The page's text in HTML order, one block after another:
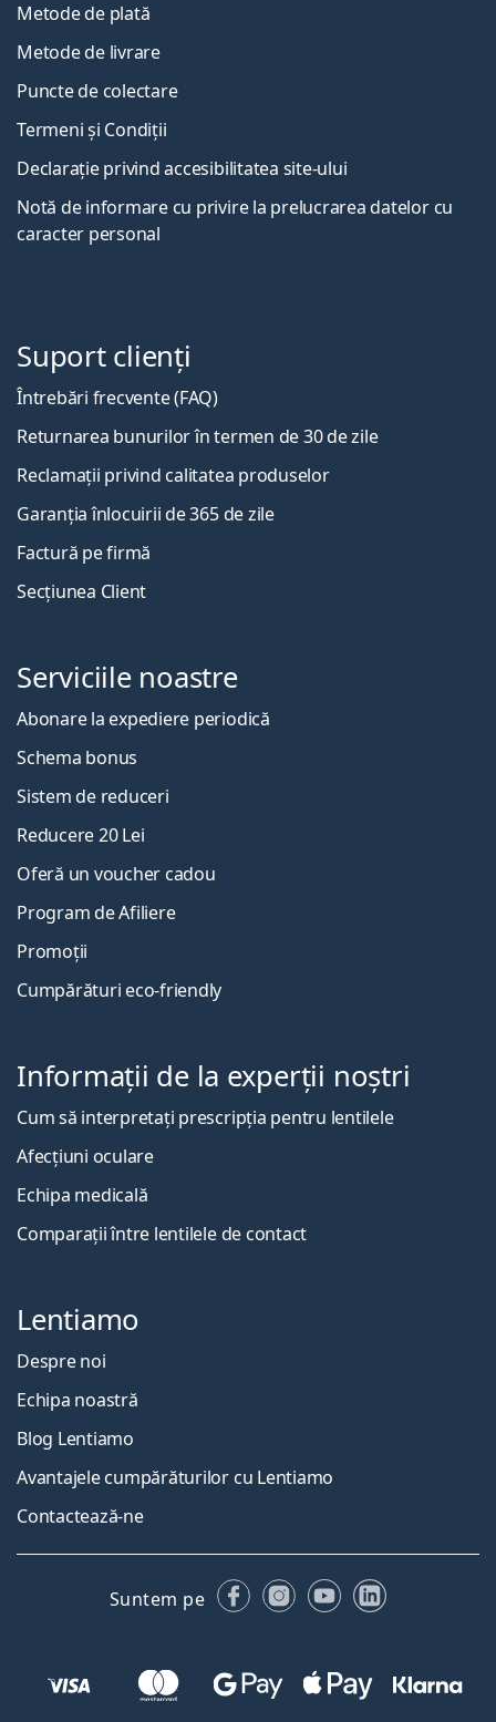
Metode de plată
Metode de livrare
Puncte de colectare
Termeni și Condiții
Declarație privind accesibilitatea site-ului
Notă de informare cu privire la prelucrarea datelor cu
caracter personal
Suport clienți
Întrebări frecvente (FAQ)
Returnarea bunurilor în termen de 30 de zile
Reclamații privind calitatea produselor
Garanția înlocuirii de 365 de zile
Factură pe firmă
Secțiunea Client
Serviciile noastre
Abonare la expediere periodică
Schema bonus
Sistem de reduceri
Reducere 20 Lei
Oferă un voucher cadou
Program de Afiliere
Promoții
Cumpărături eco-friendly
Informații de la experții noștri
Cum să interpretați prescripția pentru lentilele
Afecțiuni oculare
Echipa medicală
Comparații între lentilele de contact
Lentiamo
Despre noi
Echipa noastră
Blog Lentiamo
Avantajele cumpărăturilor cu Lentiamo
Contactează-ne
Suntem pe FacebookInstagram
YouTubeLinkedIn